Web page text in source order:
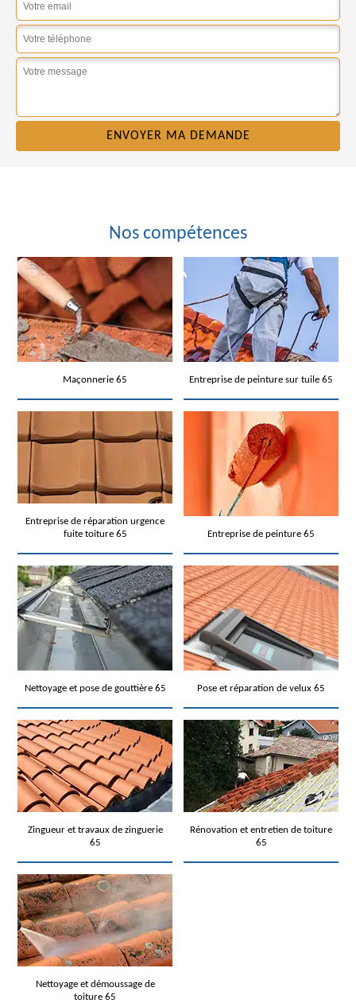
Nos compétences
Maçonnerie 65 Entreprise de peinture sur tuile 65
Entreprise de réparation urgence
fuite toiture 65
Entreprise de peinture 65
Nettoyage et pose de gouttière 65 Pose et réparation de velux 65
Zingueur et travaux de zinguerie
65
Rénovation et entretien de toiture
65
Nettoyage et démoussage de
toiture 65